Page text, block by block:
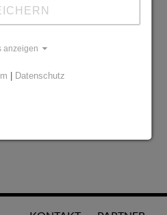
anzeigen
| Datenschutz